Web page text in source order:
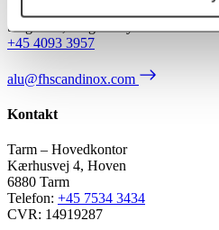
Salgschef, brugt udstyr
+45 4093 3957
alu@fhscandinox.com
Kontakt
Tarm – Hovedkontor
Kærhusvej 4, Hoven
6880 Tarm
Telefon: +45 7534 3434
CVR: 14919287